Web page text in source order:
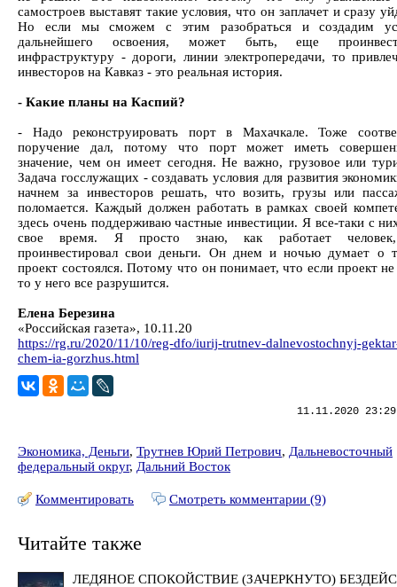
самостроев выставят такие условия, что он заплачет и сразу
Но если мы сможем с этим разобраться и создадим
дальнейшего освоения, может быть, еще
инфраструктуру - дороги, линии электропередачи, то
инвесторов на Кавказ - это реальная история.
- Какие планы на Каспий?
- Надо реконструировать порт в Махачкале. Тоже
поручение дал, потому что порт может иметь
значение, чем он имеет сегодня. Не важно, грузовое или
Задача госслужащих - создавать условия для развития
начнем за инвесторов решать, что возить, грузы или
поломается. Каждый должен работать в рамках своей
здесь очень поддерживаю частные инвестиции. Я все-таки с
свое время. Я просто знаю, как работает
проинвестировал свои деньги. Он днем и ночью думает о
проект состоялся. Потому что он понимает, что если проект не
то у него все разрушится.
Елена Березина
«Российская газета», 10.11.20
https://rg.ru/2020/11/10/reg-dfo/iurij-trutnev-dalnevostochnyj-
chem-ia-gorzhus.html
11.11.2020
Экономика, Деньги, Трутнев Юрий Петрович, Дальневосточный
федеральный округ, Дальний Восток
Комментировать Смотреть комментарии (9)
Читайте также
ЛЕДЯНОЕ СПОКОЙСТВИЕ (ЗАЧЕРКНУТО)